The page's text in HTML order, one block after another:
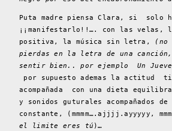
Puta madre piensa Clara, si solo
¡¡manifestarlo!!…. con las velas,
positiva, la música sin letra,
(no
pierdas en la letra de una canción,
sentir bien.. por ejemplo Un
por supuesto ademas la actitud
acompañada con una dieta
y sonidos guturales acompañados
constante, (mmmm….ajjjj.ayyyyy,
el limite eres tú )…